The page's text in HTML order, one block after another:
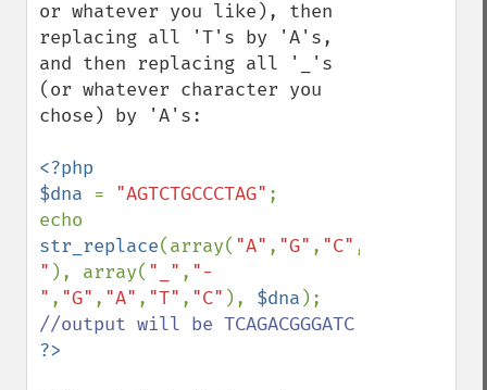
or whatever you like), then
replacing all 'T's by 'A's,
and then replacing all '_'s
(or whatever character you
chose) by 'A's:
<?php
$dna = "AGTCTGCCCTAG" ;
str_replace(array( "A" , "G" , "C" ,
" ), array( "_" , "-
" , "G" , "A" , "T" , "C" ), $dna